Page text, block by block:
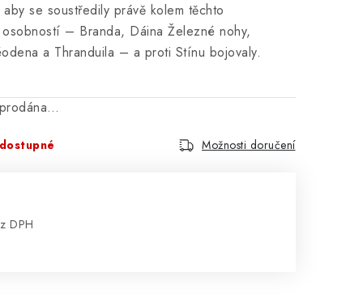
se soustředily právě kolem těchto
osobností – Branda, Dáina Železné nohy,
a Thranduila – a proti Stínu bojovaly.
Možnosti doručení
DPH